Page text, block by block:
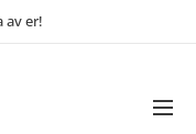
av er!